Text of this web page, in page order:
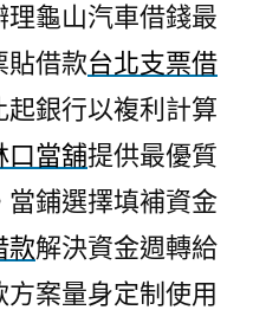
理龜山汽車借錢最
貼借款台北支票借
銀行以複利計算
口當舖提供最優質
鋪選擇填補資金
款解決資金週轉給
案量身定制使用